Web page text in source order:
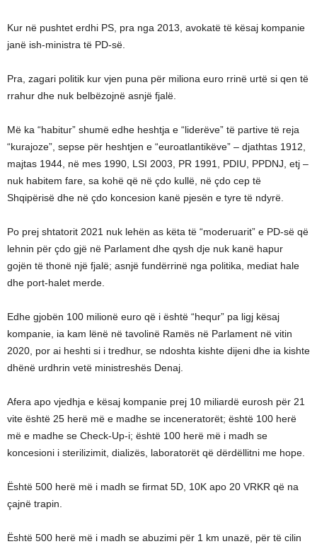
Kur në pushtet erdhi PS, pra nga 2013, avokatë të kësaj kompanie
janë ish-ministra të PD-së.
Pra, zagari politik kur vjen puna për miliona euro rrinë urtë si qen të
rrahur dhe nuk belbëzojnë asnjë fjalë.
Më ka “habitur” shumë edhe heshtja e “liderëve” të partive të reja
“kurajoze”, sepse për heshtjen e “euroatlantikëve” – djathtas 1912,
majtas 1944, në mes 1990, LSI 2003, PR 1991, PDIU, PPDNJ, etj –
nuk habitem fare, sa kohë që në çdo kullë, në çdo cep të
Shqipërisë dhe në çdo koncesion kanë pjesën e tyre të ndyrë.
Po prej shtatorit 2021 nuk lehën as këta të “moderuarit” e PD-së që
lehnin për çdo gjë në Parlament dhe qysh dje nuk kanë hapur
gojën të thonë një fjalë; asnjë fundërrinë nga politika, mediat hale
dhe port-halet merde.
Edhe gjobën 100 milionë euro që i është “hequr” pa ligj kësaj
kompanie, ia kam lënë në tavolinë Ramës në Parlament në vitin
2020, por ai heshti si i tredhur, se ndoshta kishte dijeni dhe ia kishte
dhënë urdhrin vetë ministreshës Denaj.
Afera apo vjedhja e kësaj kompanie prej 10 miliardë eurosh për 21
vite është 25 herë më e madhe se inceneratorët; është 100 herë
më e madhe se Check-Up-i; është 100 herë më i madh se
koncesioni i sterilizimit, dializës, laboratorët që dërdëllitni me hope.
Është 500 herë më i madh se firmat 5D, 10K apo 20 VRKR që na
çajnë trapin.
Është 500 herë më i madh se abuzimi për 1 km unazë, për të cilin